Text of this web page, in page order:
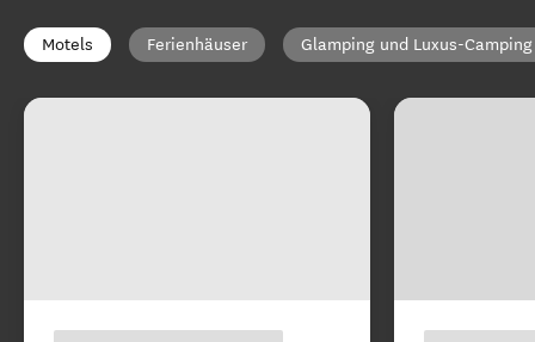
Motels Ferienhäuser Glamping und Luxus-Camping